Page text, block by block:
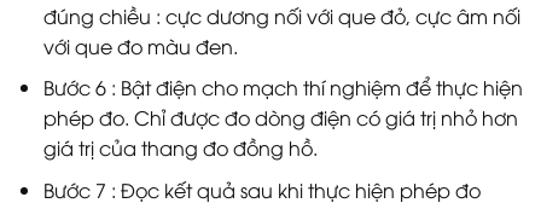
đúng chiều : cực dương nối với que đỏ, cực âm nối
với que đo màu đen.
Bước 6 : Bật điện cho mạch thí nghiệm để thực hiện
phép đo. Chỉ được đo dòng điện có giá trị nhỏ hơn
giá trị của thang đo đồng hồ.
Bước 7 : Đọc kết quả sau khi thực hiện phép đo